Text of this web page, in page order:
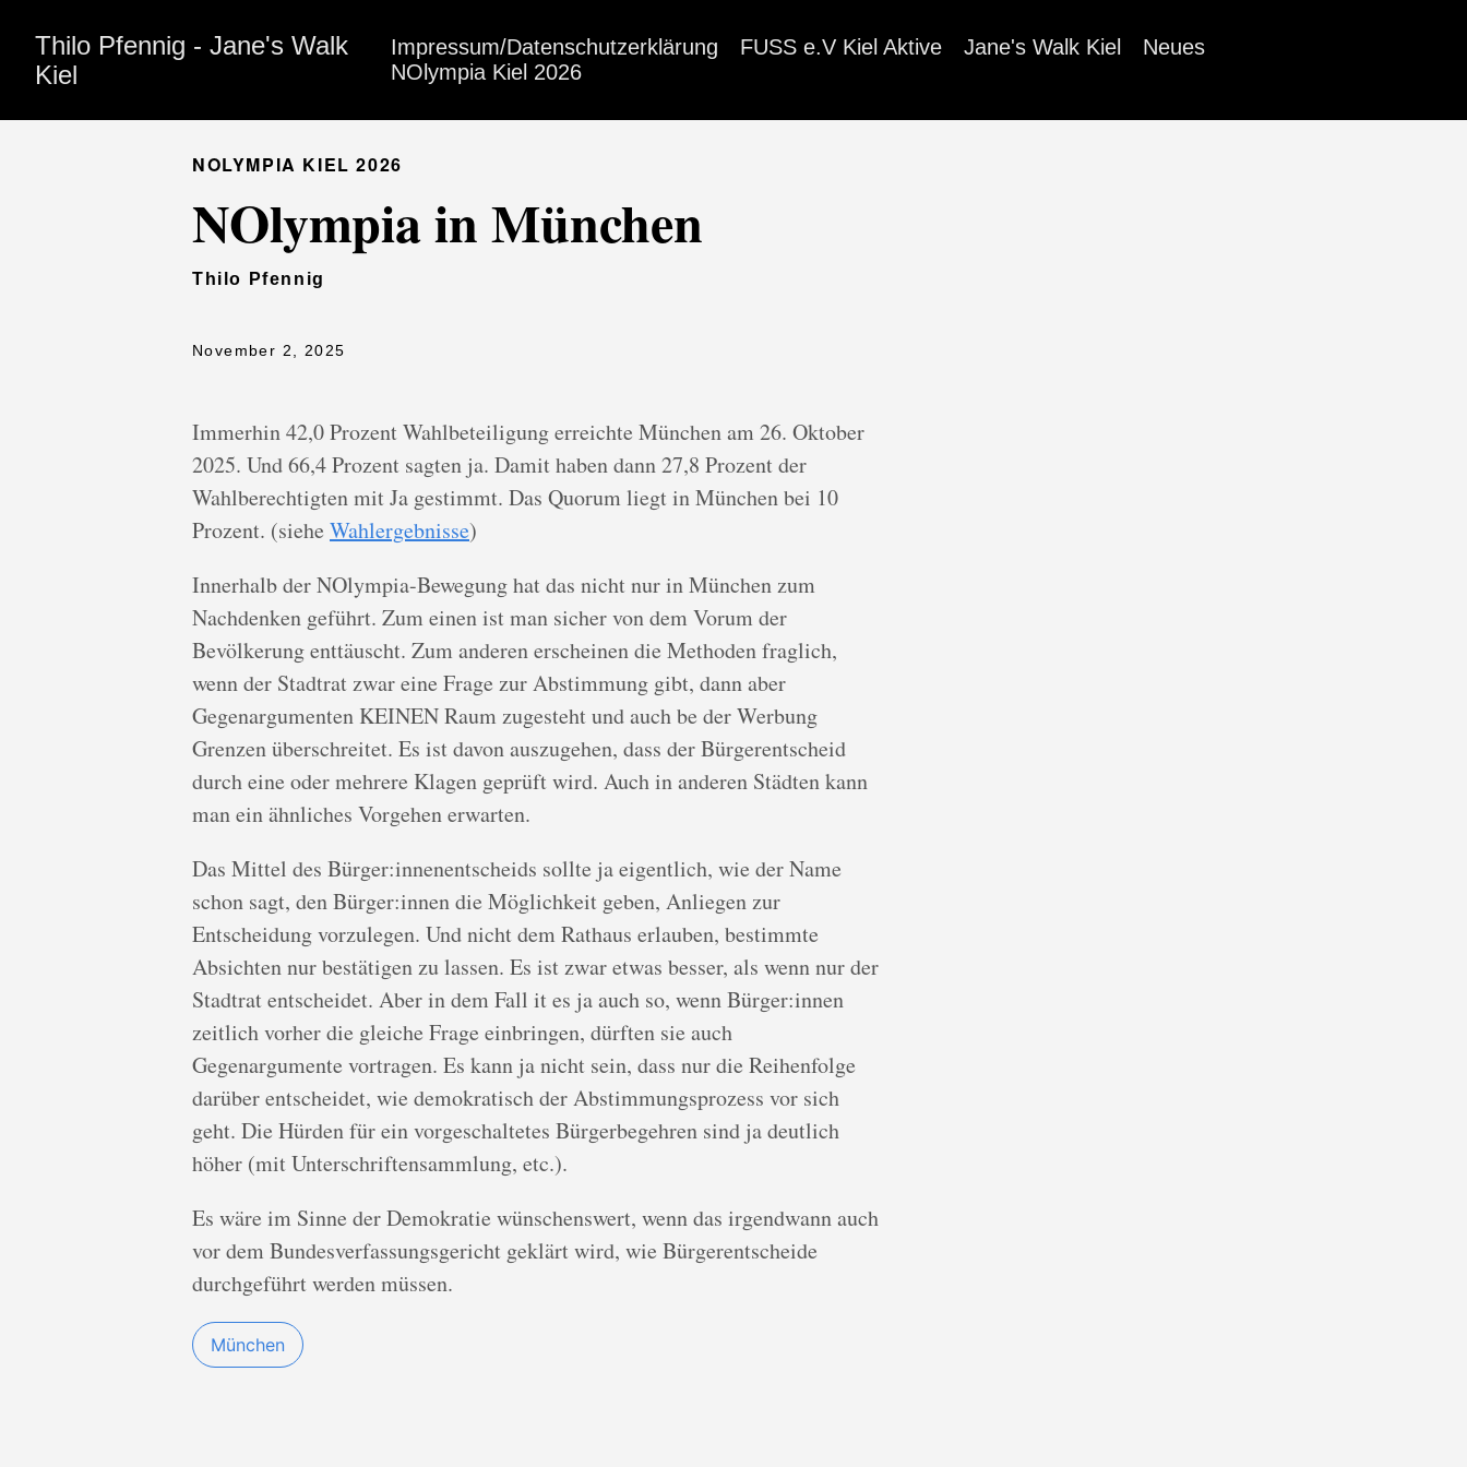
Thilo Pfennig - Jane's Walk
Kiel
Impressum/Datenschutzerklärung FUSS e.V Kiel Aktive Jane's Walk Kiel
Neues
NOlympia Kiel 2026
NOLYMPIA KIEL 2026
NOlympia in München
Thilo Pfennig
November 2, 2025
Immerhin 42,0 Prozent Wahlbeteiligung erreichte München am 26. Oktober
2025. Und 66,4 Prozent sagten ja. Damit haben dann 27,8 Prozent der
Wahlberechtigten mit Ja gestimmt. Das Quorum liegt in München bei 10
Prozent. (siehe Wahlergebnisse)
Innerhalb der NOlympia-Bewegung hat das nicht nur in München zum
Nachdenken geführt. Zum einen ist man sicher von dem Vorum der
Bevölkerung enttäuscht. Zum anderen erscheinen die Methoden fraglich,
wenn der Stadtrat zwar eine Frage zur Abstimmung gibt, dann aber
Gegenargumenten KEINEN Raum zugesteht und auch be der Werbung
Grenzen überschreitet. Es ist davon auszugehen, dass der Bürgerentscheid
durch eine oder mehrere Klagen geprüft wird. Auch in anderen Städten kann
man ein ähnliches Vorgehen erwarten.
Das Mittel des Bürger:innenentscheids sollte ja eigentlich, wie der Name
schon sagt, den Bürger:innen die Möglichkeit geben, Anliegen zur
Entscheidung vorzulegen. Und nicht dem Rathaus erlauben, bestimmte
Absichten nur bestätigen zu lassen. Es ist zwar etwas besser, als wenn nur der
Stadtrat entscheidet. Aber in dem Fall it es ja auch so, wenn Bürger:innen
zeitlich vorher die gleiche Frage einbringen, dürften sie auch
Gegenargumente vortragen. Es kann ja nicht sein, dass nur die Reihenfolge
darüber entscheidet, wie demokratisch der Abstimmungsprozess vor sich
geht. Die Hürden für ein vorgeschaltetes Bürgerbegehren sind ja deutlich
höher (mit Unterschriftensammlung, etc.).
Es wäre im Sinne der Demokratie wünschenswert, wenn das irgendwann auch
vor dem Bundesverfassungsgericht geklärt wird, wie Bürgerentscheide
durchgeführt werden müssen.
München